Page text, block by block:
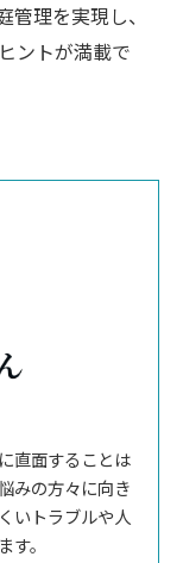
理を実現し、
ントが満載で
直面することは
みの方々に向き
いトラブルや人
。